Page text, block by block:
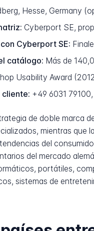
Hesse, Germany
Cyberport SE,
Cyberport SE:
catálogo: Más de
Usability Award
+49 6031
de doble marca
mientras que
del
del mercado
portátiles,
sistemas de